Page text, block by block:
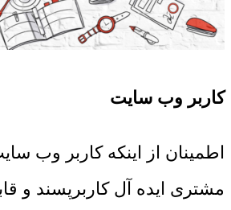
کاربر وب سایت
اطمینان از اینکه کاربر وب
مشتری ایده آل کاربرپسند و